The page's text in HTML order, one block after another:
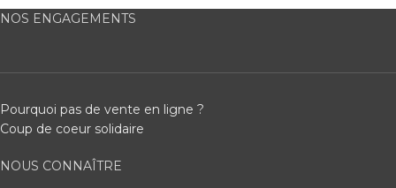
NOS ENGAGEMENTS
Pourquoi pas de vente en ligne ?
Coup de coeur solidaire
NOUS CONNAÎTRE